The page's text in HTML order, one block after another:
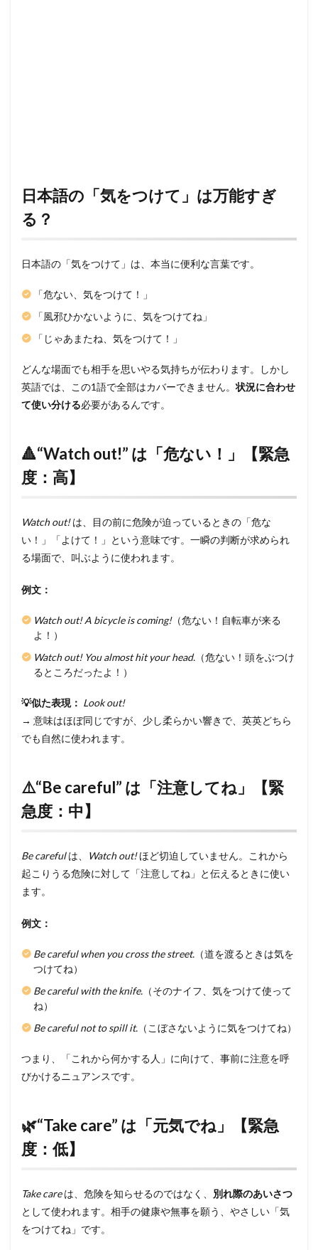
日本語の「気をつけて」は万能すぎ
る？
日本語の「気をつけて」は、本当に便利な言葉です。
「危ない、気をつけて！」
「風邪ひかないように、気をつけてね」
「じゃあまたね、気をつけて！」
どんな場面でも相手を思いやる気持ちが伝わります。しかし
英語では、この1語で全部はカバーできません。状況に合わせ
て使い分ける必要があるんです。
🔺“Watch out!” は「危ない！」【緊急
度：高】
Watch out!は、目の前に危険が迫っているときの「危な
い！」「よけて！」という意味です。一瞬の判断が求められ
る場面で、叫ぶように使われます。
例文：
Watch out! A bicycle is coming!（危ない！自転車が来る
よ！）
Watch out! You almost hit your head. （危ない！頭をぶつけ
るところだったよ！）
💡似た表現： Look out!
→ 意味はほぼ同じですが、少し柔らかい響きで、英英どちら
でも自然に使われます。
⚠️“Be careful” は「注意してね」【緊
急度：中】
Be carefulは、 Watch out!ほど切迫していません。これから
起こりうる危険に対して「注意してね」と伝えるときに使い
ます。
例文：
Be careful when you cross the street. （道を渡るときは気を
つけてね）
Be careful with the knife. （そのナイフ、気をつけて使って
ね）
Be careful not to spill it. （こぼさないように気をつけてね）
つまり、「これから何かする人」に向けて、事前に注意を呼
びかけるニュアンスです。
🌿“Take care” は「元気でね」【緊急
度：低】
Take careは、危険を知らせるのではなく、 別れ際のあいさつ
として使われます。相手の健康や無事を願う、やさしい「気
をつけてね」です。